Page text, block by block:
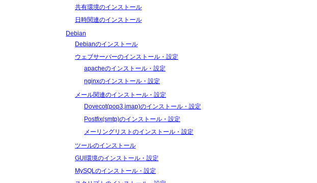
共有環境のインストール
日時関連のインストール
Debian
Debianのインストール
ウェブサーバーのインストール・設定
apacheのインストール・設定
nginxのインストール・設定
メール関連のインストール・設定
Dovecot(pop3,imap)のインストール・設定
Postfix(smtp)のインストール・設定
メーリングリストのインストール・設定
ツールのインストール
GUI環境のインストール・設定
MySQLのインストール・設定